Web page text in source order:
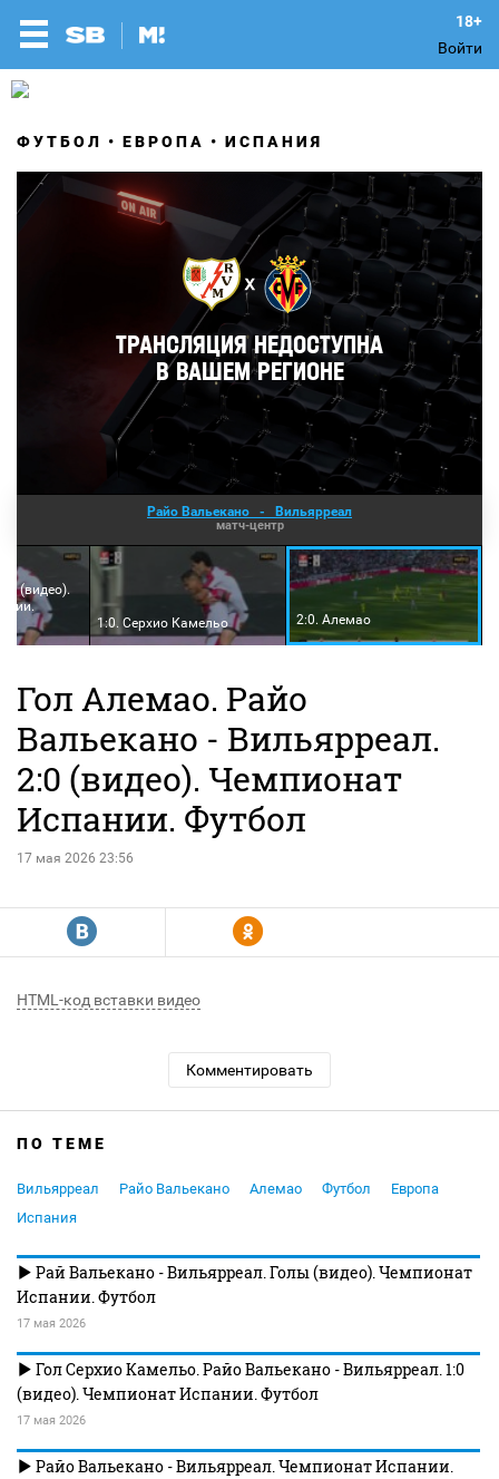
Войти
ФУТБОЛ ЕВРОПА ИСПАНИЯ
Райо Вальекано - Вильярреал
матч-центр
(видео).
1:0. Серхио Камельо
2:0. Алемао
Гол Алемао. Райо
Вальекано - Вильярреал.
2:0 (видео). Чемпионат
Испании. Футбол
17 мая 2026 23:56
R Y
HTML-код вставки видео
Комментировать
ПО ТЕМЕ
Вильярреал Райо Вальекано Алемао Футбол
Европа
Испания
Рай Вальекано - Вильярреал. Голы (видео). Чемпионат
Испании. Футбол
17 мая 2026
Гол Серхио Камельо. Райо Вальекано - Вильярреал. 1:0
(видео). Чемпионат Испании. Футбол
17 мая 2026
Райо Вальекано - Вильярреал. Чемпионат Испании.